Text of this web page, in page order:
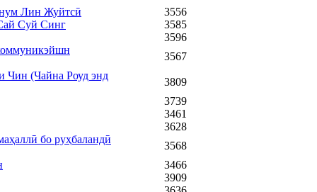
Лин Жуйтсӣ
3556
Суй Синг
3585
3596
3567
Чин (Чайна Роуд энд
3809
3739
3461
3628
бо руҳбаландӣ
3568
3466
3909